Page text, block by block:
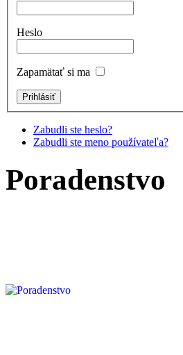
Heslo
Zapamätať si ma
Zabudli ste heslo?
Zabudli ste meno používateľa?
Poradenstvo